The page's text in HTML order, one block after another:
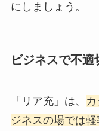
にしましょう。
ビジネスで不適
「リア充」は、
ジネスの場では